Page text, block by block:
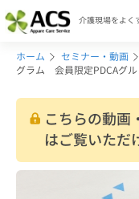
介護現場をよく
ホーム セミナー・動画
グラム 会員限定PDCAグル
こちらの動画
はご覧いただ